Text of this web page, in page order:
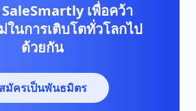
SaleSmartly เพื่อคว้า
ในการเติบโตทั่วโลกไป
ด้วยกัน
สมัครเป็นพันธมิตร